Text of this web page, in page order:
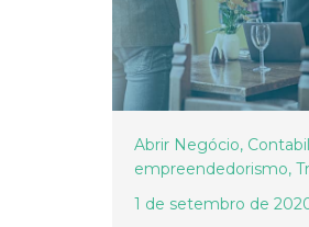
Abrir Negócio,
empreendedorismo,
1 de setembro de